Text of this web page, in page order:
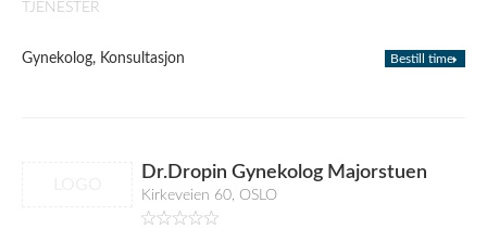
TJENESTER
Gynekolog, Konsultasjon Bestill time
Dr.Dropin Gynekolog Majorstuen
Kirkeveien 60, OSLO